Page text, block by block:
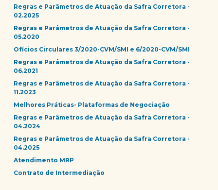
Regras e Parâmetros de Atuação da Safra Corretora -
02.2025
Regras e Parâmetros de Atuação da Safra Corretora -
05.2020
Ofícios Circulares 3/2020-CVM/SMI e 6/2020-CVM/SMI
Regras e Parâmetros de Atuação da Safra Corretora -
06.2021
Regras e Parâmetros de Atuação da Safra Corretora -
11.2023
Melhores Práticas- Plataformas de Negociação
Regras e Parâmetros de Atuação da Safra Corretora -
04.2024
Regras e Parâmetros de Atuação da Safra Corretora -
04.2025
Atendimento MRP
Contrato de Intermediação